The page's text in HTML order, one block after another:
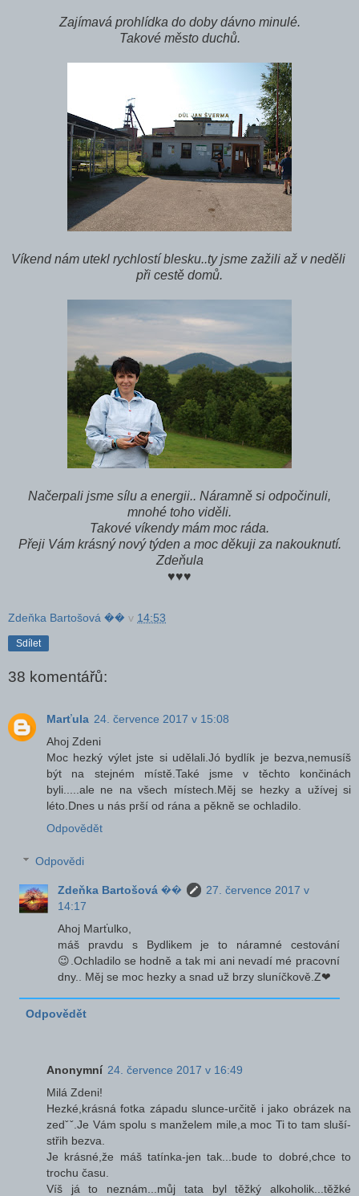
Zajímavá prohlídka do doby dávno minulé.
Takové město duchů.
Víkend nám utekl rychlostí blesku..ty jsme zažili až v neděli
při cestě domů.
Načerpali jsme sílu a energii.. Náramně si odpočinuli,
mnohé toho viděli.
Takové víkendy mám moc ráda.
Přeji Vám krásný nový týden a moc děkuji za nakouknutí.
Zdeňula
♥♥♥
Zdeňka Bartošová �� v 14:53
Sdílet
38 komentářů:
Marťula 24. července 2017 v 15:08
Ahoj Zdeni
Moc hezký výlet jste si udělali.Jó bydlík je bezva,nemusíš
být na stejném místě.Také jsme v těchto končinách
byli.....ale ne na všech místech.Měj se hezky a užívej si
léto.Dnes u nás prší od rána a pěkně se ochladilo.
Odpovědět
Odpovědi
Zdeňka Bartošová ��
27. července 2017 v
14:17
Ahoj Marťulko,
máš pravdu s Bydlikem je to náramné cestování
😉.Ochladilo se hodně a tak mi ani nevadí mé pracovní
dny.. Měj se moc hezky a snad už brzy sluníčkově.Z❤
Odpovědět
Anonymní 24. července 2017 v 16:49
Milá Zdeni!
Hezké,krásná fotka západu slunce-určitě i jako obrázek na
zedˇˇ.Je Vám spolu s manželem mile,a moc Ti to tam sluší-
střih bezva.
Je krásné,že máš tatínka-jen tak...bude to dobré,chce to
trochu času.
Víš já to neznám...můj tata byl těžký alkoholik...těžké